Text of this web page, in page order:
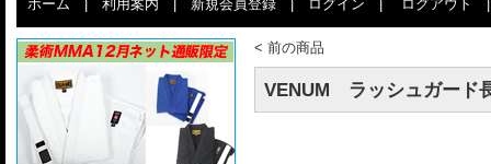
ホーム 利用案内 新規会員登録 ログイン ログアウト
< 前の商品
VENUM ラッシュガード